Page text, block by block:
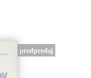
predpredaj